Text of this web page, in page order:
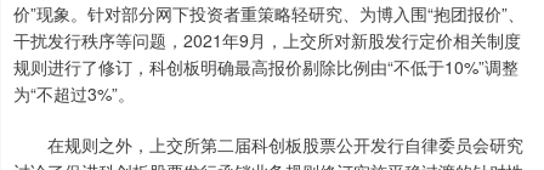
价”现象。针对部分网下投资者重策略轻研究、为博入围“抱团报价”、
干扰发行秩序等问题，2021年9月，上交所对新股发行定价相关制度
规则进行了修订，科创板明确最高报价剔除比例由“不低于10%”调整
为“不超过3%”。
在规则之外，上交所第二届科创板股票公开发行自律委员会研究